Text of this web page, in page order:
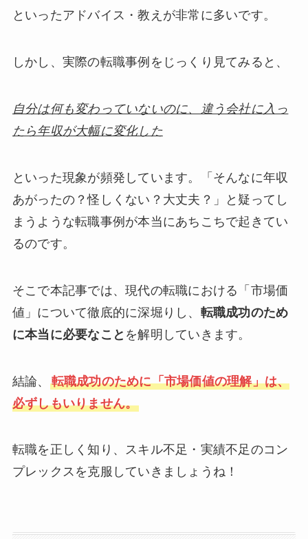
といったアドバイス・教えが非常に多いです。
しかし、実際の転職事例をじっくり見てみると、
自分は何も変わっていないのに、違う会社に入っ
たら年収が大幅に変化した
といった現象が頻発しています。「そんなに年収
あがったの？怪しくない？大丈夫？」と疑ってし
まうような転職事例が本当にあちこちで起きてい
るのです。
そこで本記事では、現代の転職における「市場価
値」について徹底的に深堀りし、 転職成功のため
に本当に必要なこと を解明していきます。
結論、 転職成功のために「市場価値の理解」は、
必ずしもいりません。
転職を正しく知り、スキル不足・実績不足のコン
プレックスを克服していきましょうね！